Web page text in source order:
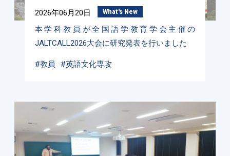
2026年06月20日 What's New
本学科教員が全国語学教育学会主催の
JALTCALL2026大会に研究発表を行いました
#教員 #英語文化専攻